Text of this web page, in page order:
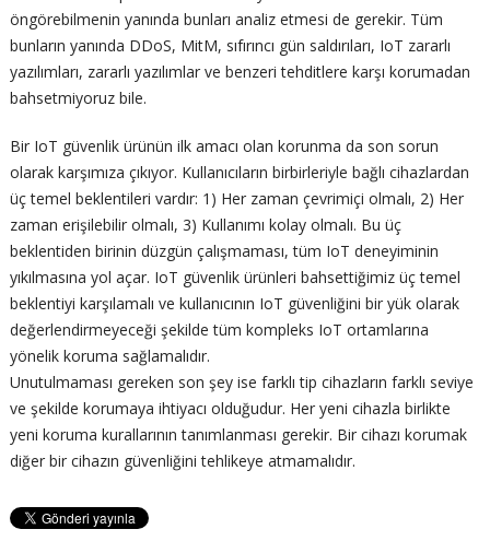
öngörebilmenin yanında bunları analiz etmesi de gerekir. Tüm
bunların yanında DDoS, MitM, sıfırıncı gün saldırıları, IoT zararlı
yazılımları, zararlı yazılımlar ve benzeri tehditlere karşı korumadan
bahsetmiyoruz bile.
Bir IoT güvenlik ürünün ilk amacı olan korunma da son sorun
olarak karşımıza çıkıyor. Kullanıcıların birbirleriyle bağlı cihazlardan
üç temel beklentileri vardır: 1) Her zaman çevrimiçi olmalı, 2) Her
zaman erişilebilir olmalı, 3) Kullanımı kolay olmalı. Bu üç
beklentiden birinin düzgün çalışmaması, tüm IoT deneyiminin
yıkılmasına yol açar. IoT güvenlik ürünleri bahsettiğimiz üç temel
beklentiyi karşılamalı ve kullanıcının IoT güvenliğini bir yük olarak
değerlendirmeyeceği şekilde tüm kompleks IoT ortamlarına
yönelik koruma sağlamalıdır.
Unutulmaması gereken son şey ise farklı tip cihazların farklı seviye
ve şekilde korumaya ihtiyacı olduğudur. Her yeni cihazla birlikte
yeni koruma kurallarının tanımlanması gerekir. Bir cihazı korumak
diğer bir cihazın güvenliğini tehlikeye atmamalıdır.